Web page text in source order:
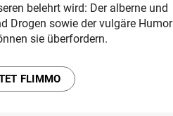
belehrt wird: Der alberne und
Drogen sowie der vulgäre Humor
sie überfordern.
FLIMMO